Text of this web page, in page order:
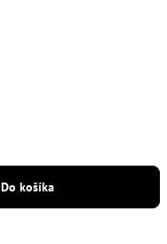
Do košíka